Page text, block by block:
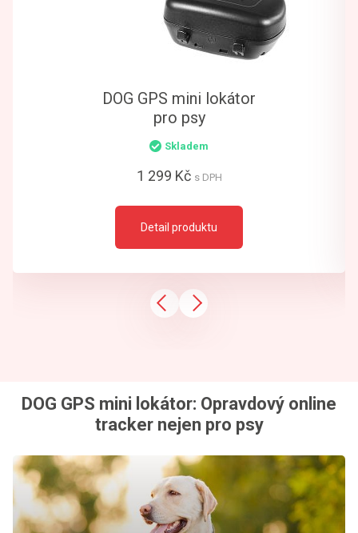
DOG GPS mini lokátor
pro psy
Skladem
1 299 Kč s DPH
Detail produktu
DOG GPS mini lokátor: Opravdový online
tracker nejen pro psy